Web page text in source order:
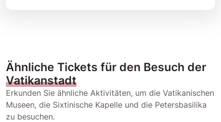
Ähnliche Tickets für den Besuch der
Vatikanstadt
Erkunden Sie ähnliche Aktivitäten, um die Vatikanischen
Museen, die Sixtinische Kapelle und die Petersbasilika
zu besuchen.